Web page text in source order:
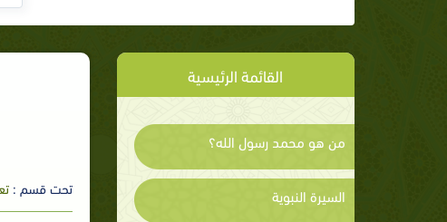
القائمة الرئيسية
من هو محمد رسول الله؟
السيرة النبوية تحت قسم :